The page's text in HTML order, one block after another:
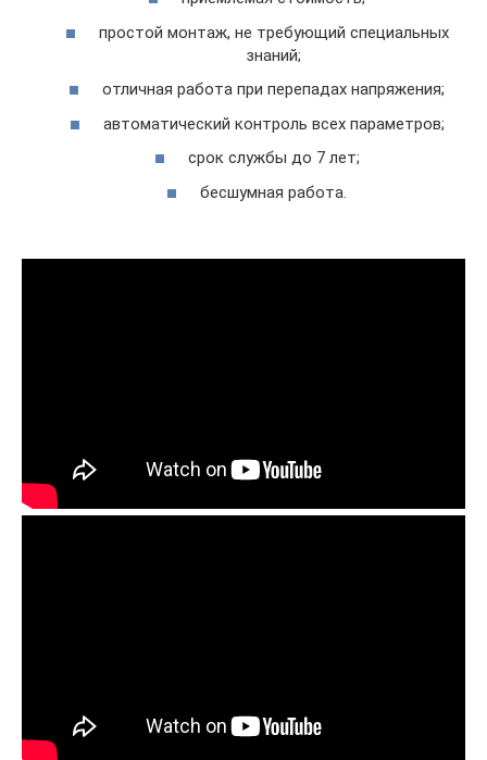
простой монтаж, не требующий специальных
знаний;
отличная работа при перепадах напряжения;
автоматический контроль всех параметров;
срок службы до 7 лет;
бесшумная работа.